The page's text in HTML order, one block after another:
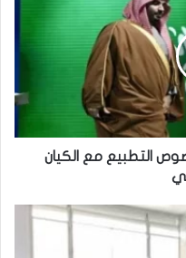
التطبيع مع الكيان